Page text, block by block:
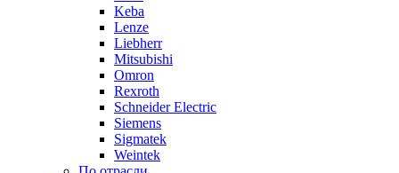
Keba
Lenze
Liebherr
Mitsubishi
Omron
Rexroth
Schneider Electric
Siemens
Sigmatek
Weintek